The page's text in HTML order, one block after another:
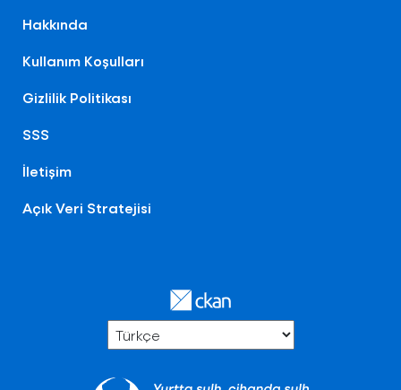
Hakkında
Kullanım Koşulları
Gizlilik Politikası
SSS
İletişim
Açık Veri Stratejisi